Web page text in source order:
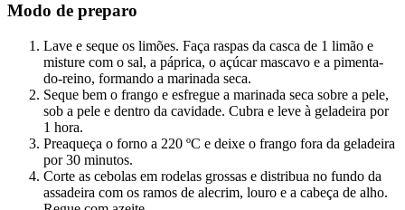
Modo de preparo
Lave e seque os limões. Faça raspas da casca de 1 limão e
misture com o sal, a páprica, o açúcar mascavo e a pimenta-
do-reino, formando a marinada seca.
Seque bem o frango e esfregue a marinada seca sobre a pele,
sob a pele e dentro da cavidade. Cubra e leve à geladeira por
1 hora.
Preaqueça o forno a 220 ºC e deixe o frango fora da geladeira
por 30 minutos.
Corte as cebolas em rodelas grossas e distribua no fundo da
assadeira com os ramos de alecrim, louro e a cabeça de alho.